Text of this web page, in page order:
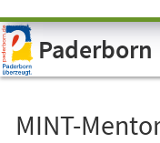
Visuelle
Assistenzsoftware
öffnen.Paderborn
MINT-